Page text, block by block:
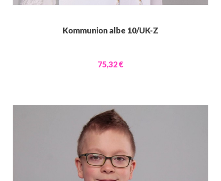
Kommunion albe 10/UK-Z
75,32 €